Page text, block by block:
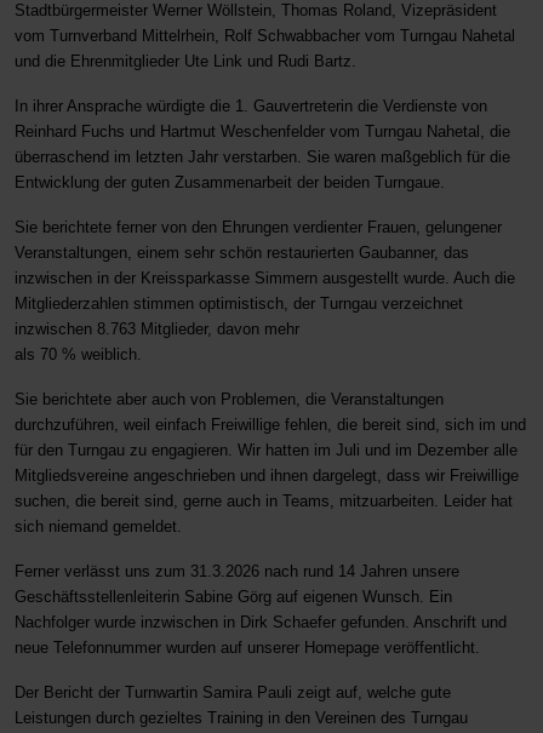
Stadtbürgermeister Werner Wöllstein, Thomas Roland, Vizepräsident
vom Turnverband Mittelrhein, Rolf Schwabbacher vom Turngau Nahetal
und die Ehrenmitglieder Ute Link und Rudi Bartz.
In ihrer Ansprache würdigte die 1. Gauvertreterin die Verdienste von
Reinhard Fuchs und Hartmut Weschenfelder vom Turngau Nahetal, die
überraschend im letzten Jahr verstarben. Sie waren maßgeblich für die
Entwicklung der guten Zusammenarbeit der beiden Turngaue.
Sie berichtete ferner von den Ehrungen verdienter Frauen, gelungener
Veranstaltungen, einem sehr schön restaurierten Gaubanner, das
inzwischen in der Kreissparkasse Simmern ausgestellt wurde. Auch die
Mitgliederzahlen stimmen optimistisch, der Turngau verzeichnet
inzwischen 8.763 Mitglieder, davon mehr
als 70 % weiblich.
Sie berichtete aber auch von Problemen, die Veranstaltungen
durchzuführen, weil einfach Freiwillige fehlen, die bereit sind, sich im und
für den Turngau zu engagieren. Wir hatten im Juli und im Dezember alle
Mitgliedsvereine angeschrieben und ihnen dargelegt, dass wir Freiwillige
suchen, die bereit sind, gerne auch in Teams, mitzuarbeiten. Leider hat
sich niemand gemeldet.
Ferner verlässt uns zum 31.3.2026 nach rund 14 Jahren unsere
Geschäftsstellenleiterin Sabine Görg auf eigenen Wunsch. Ein
Nachfolger wurde inzwischen in Dirk Schaefer gefunden. Anschrift und
neue Telefonnummer wurden auf unserer Homepage veröffentlicht.
Der Bericht der Turnwartin Samira Pauli zeigt auf, welche gute
Leistungen durch gezieltes Training in den Vereinen des Turngau